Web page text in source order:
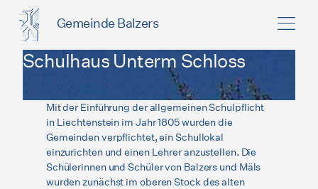
Gemeinde Balzers
Schulhaus Unterm Schloss
Mit der Einführung der allgemeinen Schulpflicht
in Liechtenstein im Jahr 1805 wurden die
Gemeinden verpflichtet, ein Schullokal
einzurichten und einen Lehrer anzustellen. Die
Schülerinnen und Schüler von Balzers und Mäls
wurden zunächst im oberen Stock des alten